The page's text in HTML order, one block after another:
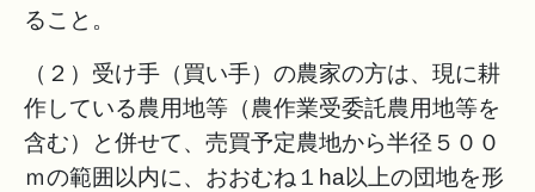
ること。
（２）受け手（買い手）の農家の方は、現に耕
作している農用地等（農作業受委託農用地等を
含む）と併せて、売買予定農地から半径５００
ｍの範囲以内に、おおむね１ha以上の団地を形